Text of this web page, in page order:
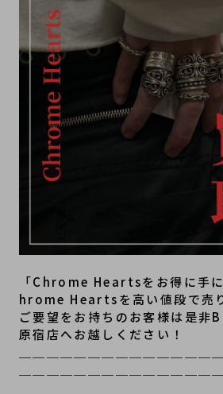
「Chrome Heartsをお得に手
hrome Heartsを高い値段で売
ご要望をお持ちのお客様は是非
原宿店へお越しください！